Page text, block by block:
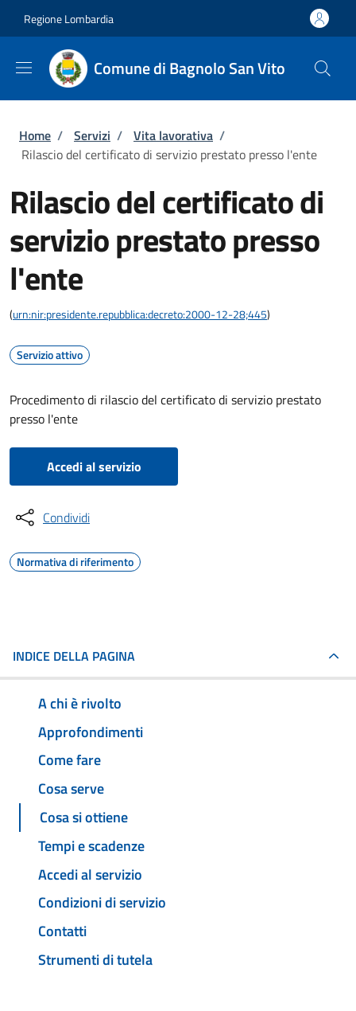
Regione Lombardia
Comune di Bagnolo San Vito
Briciole di pane
Home / Servizi / Vita lavorativa /
Rilascio del certificato di servizio prestato presso l'ente
Rilascio del certificato di
servizio prestato presso
l'ente
(urn:nir:presidente.repubblica:decreto:2000-12-28;445)
Servizio attivo
Procedimento di rilascio del certificato di servizio prestato
presso l'ente
Accedi al servizio
Condividi
Normativa di riferimento
INDICE DELLA PAGINA
A chi è rivolto
Approfondimenti
Come fare
Cosa serve
Cosa si ottiene
Tempi e scadenze
Accedi al servizio
Condizioni di servizio
Contatti
Strumenti di tutela